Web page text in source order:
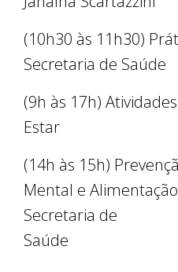
(10h30 às 11h30)
Secretaria de Saúde
(9h às 17h)
Estar
(14h às 15h)
Mental e
Secretaria de
Saúde